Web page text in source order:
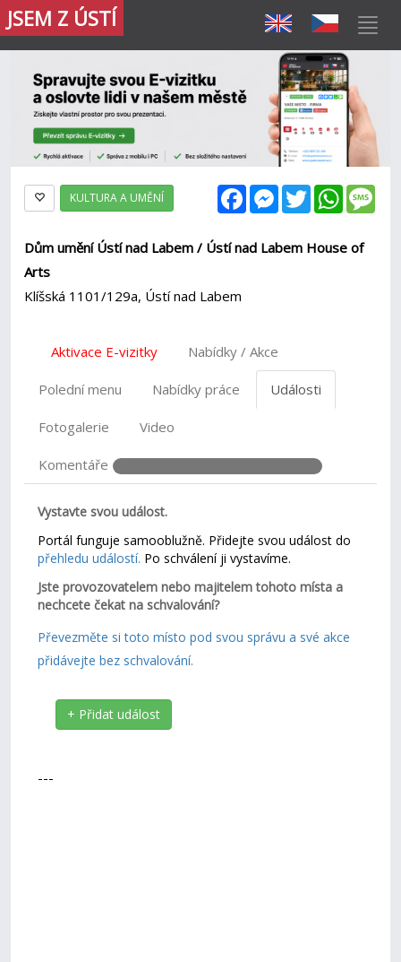
JSEM Z ÚSTÍ
FacebookMessenger
Twitter
KULTURA A UMĚNÍ
Dům umění Ústí nad Labem / Ústí nad Labem House of
Arts
Klíšská 1101/129a, Ústí nad Labem
Aktivace E-vizitky Nabídky / Akce
Polední menu Nabídky práce Události
Fotogalerie Video
Komentáře
Vystavte svou událost.
Portál funguje samooblužně. Přidejte svou událost do
přehledu událostí. Po schválení ji vystavíme.
Jste provozovatelem nebo majitelem tohoto místa a
nechcete čekat na schvalování?
Převezměte si toto místo pod svou správu a své akce
přidávejte bez schvalování.
+ Přidat událost
---